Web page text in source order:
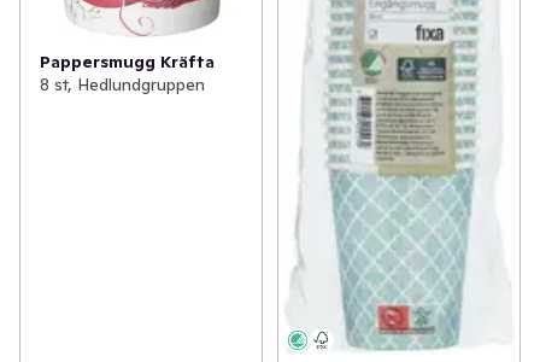
Pappersmugg Kräfta
8 st, Hedlundgruppen